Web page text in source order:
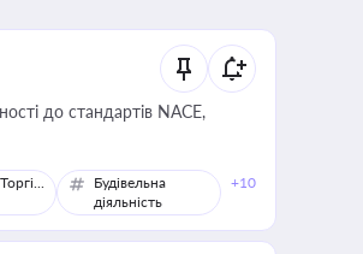
до стандартів NACE,
Торгівля
Будівельна
діяльність
+10